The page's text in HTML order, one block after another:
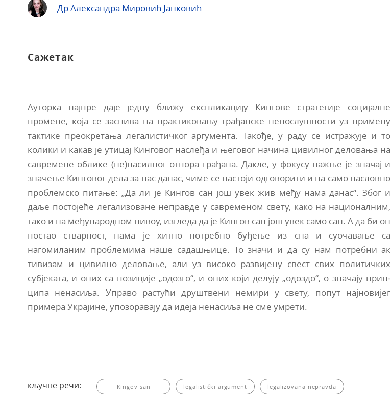
Др Александра Мировић Јанковић
Сажетак
Ауторка најпре даје једну ближу експликацију Кингове стратегије социјалне
промене, која се заснива на практиковању грађанске непослушности уз примену
тактике преокретања легалистичког аргумента. Такође, у раду се истражује и то
колики и какав је утицај Кинговог наслеђа и његовог начина цивилног деловања на
савремене облике (не)насилног отпора грађана. Дакле, у фокусу пажње је значај и
значење Кинговог дела за нас данас, чиме се настоји одговорити и на само насловно
проблемско питање: „Да ли је Кингов сан још увек жив међу нама данас“. Због и
даље постојеће легализоване неправде у савременом свету, како на националним,
тако и на међународном нивоу, изгледа да је Кингов сан још увек само сан. А да би он
постао стварност, нама је хитно потребно буђење из сна и суочавање са
нагомиланим проблемима наше садашњице. То значи и да су нам потребни ак
тивизам и цивилно деловање, али уз високо развијену свест свих политичких
субјеката, и оних са позиције „одозго“, и оних који делују „одоздо“, о значају прин­
ципа ненасиља. Управо растући друштвени немири у свету, попут најновијег
примера Украјине, упозоравају да идеја ненасиља не сме умрети.
кључне речи: Kingov san legalistički argument legalizovana nepravda